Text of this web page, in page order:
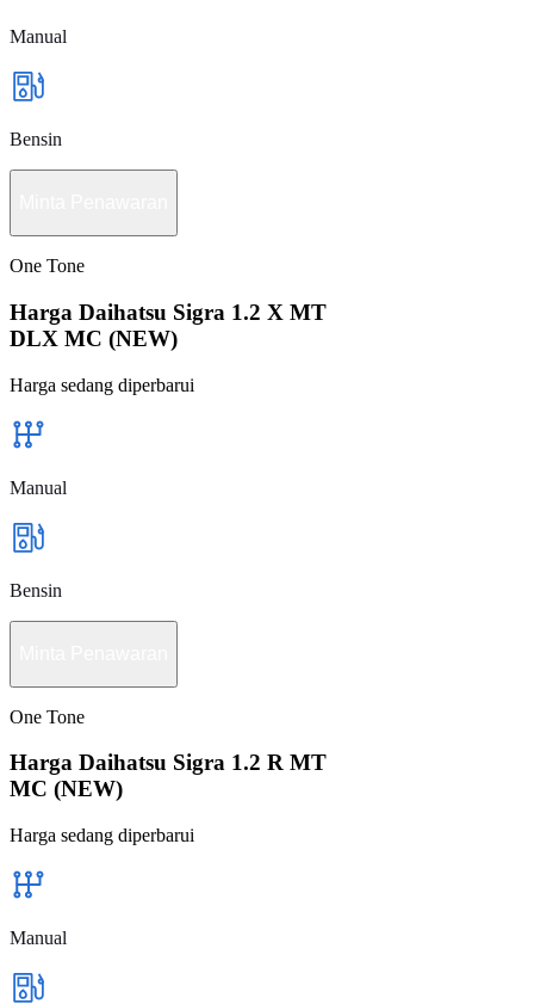
Manual
Bensin
One Tone
Harga Daihatsu Sigra 1.2 X MT
DLX MC (NEW)
Harga sedang diperbarui
Manual
Bensin
One Tone
Harga Daihatsu Sigra 1.2 R MT
MC (NEW)
Harga sedang diperbarui
Manual